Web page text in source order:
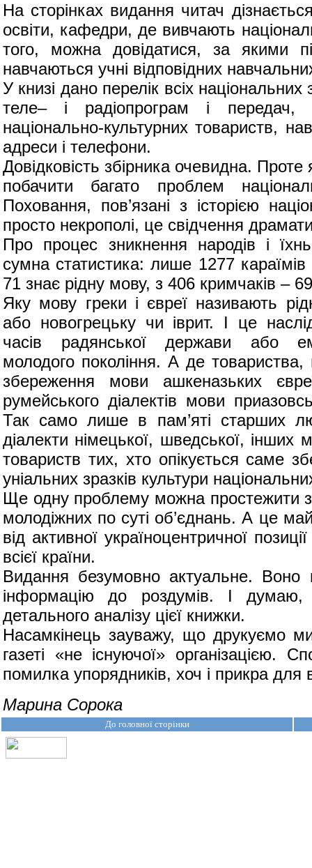
На сторінках видання читач
освіти, кафедри, де вивчають
того, можна довідатися, за якими
навчаються учні відповідних
У книзі дано перелік всіх
теле– і радіопрограм і передач,
національно-культурних товариств,
адреси і телефони.
Довідковість збірника очевидна.
побачити багато проблем
Поховання, пов’язані з історією
просто некрополі, це свідчення
Про процес зникнення народів і
сумна статистика: лише 1277
71 знає рідну мову, з 406 кримчаків –
Яку мову греки і євреї називають
або новогрецьку чи іврит. І це
часів радянської держави або
молодого покоління. А де
збереження мови ашкеназьких
румейського діалектів мови
Так само лише в пам’яті старших
діалекти німецької, шведської, інших
товариств тих, хто опікується саме
уніальних зразків культури
Ще одну проблему можна простежити
молодіжних по суті об’єднань. А це
від активної україноцентричної
всієї країни.
Видання безумовно актуальне. Воно
інформацію до роздумів. І
детального аналізу цієї книжки.
Насамкінець зауважу, що друкуємо ми
газеті «не існуючої» організацією.
помилка упорядників, хоч і прикра для
Марина Сорока
До головної сторінки